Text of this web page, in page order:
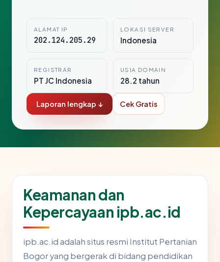
ALAMAT IP
202.124.205.29
LOKASI SERVER
Indonesia
REGISTRAR
PT JC Indonesia
USIA DOMAIN
28.2 tahun
Laporan lengkap ↓ Cek Gratis
Keamanan dan
Kepercayaan ipb.ac.id
ipb.ac.id adalah situs resmi Institut Pertanian
Bogor yang bergerak di bidang pendidikan